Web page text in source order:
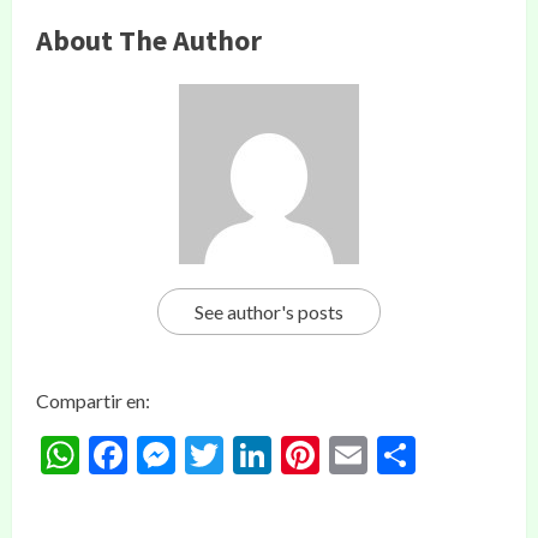
About The Author
See author's posts
Compartir en:
WhatsApp
Facebook
Messenger
Twitter
LinkedIn
Pinterest
Email